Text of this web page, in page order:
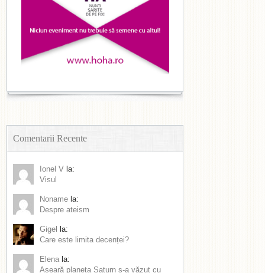
Comentarii Recente
Ionel V la:
Visul
Noname la:
Despre ateism
Gigel
la:
Care este limita decenței?
Elena la:
Aseară planeta Saturn s-a văzut cu